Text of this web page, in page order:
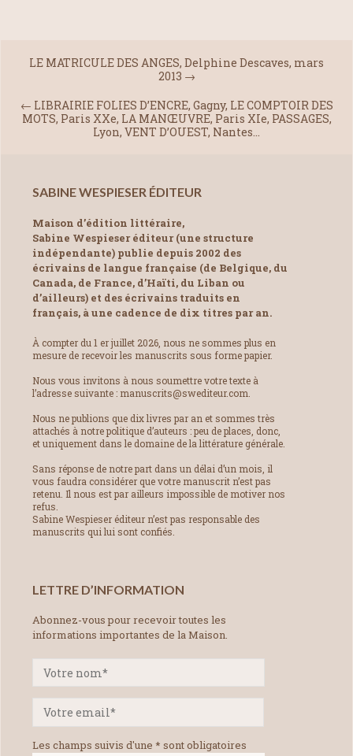
LE MATRICULE DES ANGES, Delphine Descaves, mars
2013 →
← LIBRAIRIE FOLIES D’ENCRE, Gagny, LE COMPTOIR DES
MOTS, Paris XXe, LA MANŒUVRE, Paris XIe, PASSAGES,
Lyon, VENT D’OUEST, Nantes…
SABINE WESPIESER ÉDITEUR
Maison d’édition littéraire,
Sabine Wespieser éditeur (une structure
indépendante) publie depuis 2002 des
écrivains de langue française (de Belgique, du
Canada, de France, d’Haïti, du Liban ou
d’ailleurs) et des écrivains traduits en
français, à une cadence de dix titres par an.
À compter du 1 er juillet 2026, nous ne sommes plus en
mesure de recevoir les manuscrits sous forme papier.
Nous vous invitons à nous soumettre votre texte à
l’adresse suivante : manuscrits@swediteur.com.
Nous ne publions que dix livres par an et sommes très
attachés à notre politique d’auteurs : peu de places, donc,
et uniquement dans le domaine de la littérature générale.
Sans réponse de notre part dans un délai d’un mois, il
vous faudra considérer que votre manuscrit n’est pas
retenu. Il nous est par ailleurs impossible de motiver nos
refus.
Sabine Wespieser éditeur n’est pas responsable des
manuscrits qui lui sont confiés.
LETTRE D’INFORMATION
Abonnez-vous pour recevoir toutes les
informations importantes de la Maison.
Les champs suivis d'une * sont obligatoires